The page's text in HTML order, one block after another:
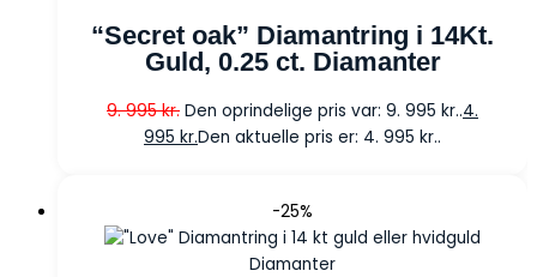
“Secret oak” Diamantring i 14Kt.
Guld, 0.25 ct. Diamanter
9. 995kr. Den oprindelige pris var: 9. 995 kr..4.
995 kr.Den aktuelle pris er: 4. 995 kr..
-25%
Diamanter